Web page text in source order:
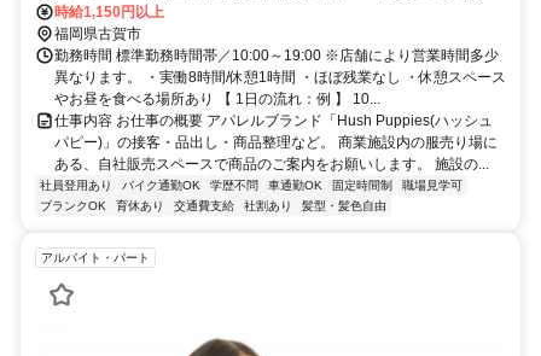
分 ★駅チカ
時給1,150円以上
福岡県古賀市
勤務時間 標準勤務時間帯／10:00～19:00 ※店舗により営業時間多少
異なります。 ・実働8時間/休憩1時間 ・ほぼ残業なし ・休憩スペース
やお昼を食べる場所あり 【 1日の流れ：例 】 10...
仕事内容 お仕事の概要 アパレルブランド「Hush Puppies(ハッシュ
パピー)」の接客・品出し・商品整理など。 商業施設内の服売り場に
ある、自社販売スペースで商品のご案内をお願いします。 施設の...
社員登用あり バイク通勤OK 学歴不問 車通勤OK 固定時間制
職場見学可
ブランクOK
育休あり 交通費支給 社割あり 髪型・髪色自由
アルバイト・パート